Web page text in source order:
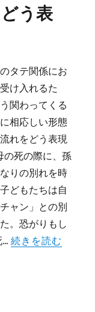
う表
タテ関係にお
け入れるた
関わってくる
相応しい形態
れをどう表現
死の際に、孫
りの別れを時
どもたちは自
ャン」との別
。恐がりもし
...続きを読む